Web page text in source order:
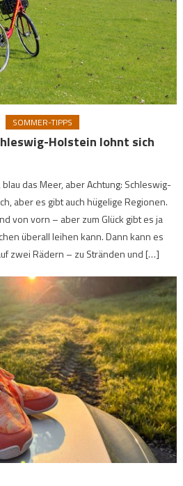
SOMMER-TIPPS
Holstein lohnt sich
das Meer, aber Achtung: Schleswig-
aber es gibt auch hügelige Regionen.
von vorn – aber zum Glück gibt es ja
überall leihen kann. Dann kann es
zwei Rädern – zu Stränden und […]